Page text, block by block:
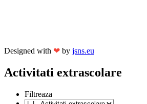
Designed with ❤ by jsns.eu
Activitati extrascolare
Filtreaza